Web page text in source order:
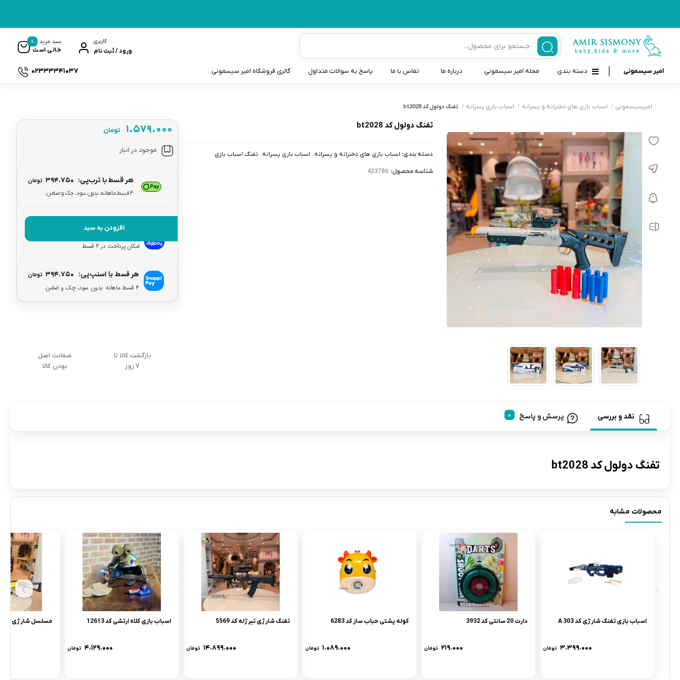
کاربری
ورود / ثبت نام
سبد خرید
خالی است
0
امیر سیسمونی دسته بندی
قاب و بندپستانک
سرنگ داروخوری نوزاد
شانه برس کودک
پواربینی
مسواک و خمیر دندان کودک
تب سنج نوزاد و کودک
رابط و پد سینه
دستگاه بخور سرد کودک
حمل و نقل نوزاد
لوازم حمام نوزاد
لوازم اتاق نوزاد و کودک
اسباب بازی دخترانه و پسرانه
اسباب بازی نوزاد
مجله امیر سیسمونی درباره ما تماس با ما پاسخ به سوالات متداول گالری فروشگاه امیر سیسمونی 02333341037
امیرسیسمونی اسباب بازی های دخترانه و پسرانه اسباب بازی پسرانه تفنگ دولول کد bt2028
تفنگ دولول کد bt2028
دسته بندی: اسباب بازی های دخترانه و پسرانه اسباب بازی پسرانه تفنگ اسباب بازی
شناسه محصول: 423786
۱.۵۷۹.۰۰۰ تومان
موجود در انبار
هر قسط با ترب‌پی: ۳۹۴.۷۵۰ تومان
۴ قسط ماهانه. بدون سود، چک و ضامن.
افزودن به سبد
هر قسط با دیجی‌پی:
امکان پرداخت در 4 قسط
هر قسط با اسنپ‌پی: ۳۹۴.۷۵۰ تومان
۴ قسط ماهانه. بدون سود، چک و ضامن.
بازگشت کالا تا
7 روز
ضمانت اصل
بودن کالا
نقد و بررسی پرسش و پاسخ
تفنگ دولول کد bt2028
محصولات مشابه
اسباب بازی تفنگ شارژی کد 303 A
۳.۳۹۹.۰۰۰ تومان
دارت 20 سانتی کد 3932
۲۱۹.۰۰۰ تومان
کوله پشتی حباب ساز کد 6283
۱.۰۸۹.۰۰۰ تومان
تفنگ شارژی تیرژله کد 5569
۱۴.۸۹۹.۰۰۰ تومان
اسباب بازی کلاه ارتشی کد 12613
۴.۱۲۹.۰۰۰ تومان
مسلسل شارژی کد qhx-551